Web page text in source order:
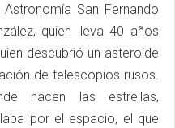
San Fernando
quien lleva 40 años
descubrió un asteroide
de telescopios rusos.
nacen las estrellas,
por el espacio, el que